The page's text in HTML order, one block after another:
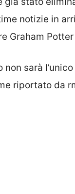
notizie in
Graham
sarà
riportato da